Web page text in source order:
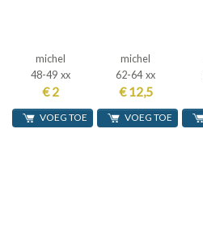
michel
48-49 xx
€ 2
VOEG TOE
michel
62-64 xx
€ 12,5
VOEG TOE